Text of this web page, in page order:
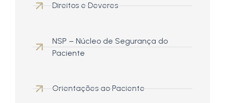
Direitos e Deveres
NSP – Núcleo de Segurança do
Paciente
Orientações ao Paciente